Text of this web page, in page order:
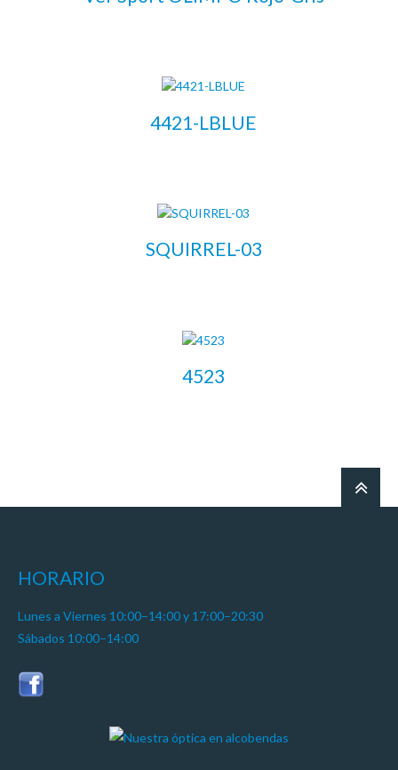
4421-LBLUE
SQUIRREL-03
4523
HORARIO
Lunes a Viernes 10:00–14:00 y 17:00–20:30
Sábados 10:00–14:00